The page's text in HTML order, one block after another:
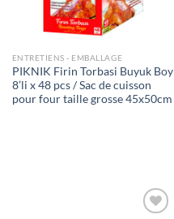
ENTRETIENS - EMBALLAGE
PIKNIK Firin Torbasi Buyuk Boy
8’li x 48 pcs / Sac de cuisson
pour four taille grosse 45x50cm